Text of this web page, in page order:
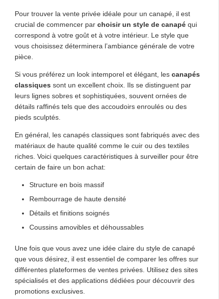
Pour trouver la vente privée idéale pour un canapé, il est
crucial de commencer par choisir un style de canapé qui
correspond à votre goût et à votre intérieur. Le style que
vous choisissez déterminera l’ambiance générale de votre
pièce.
Si vous préférez un look intemporel et élégant, les canapés
classiques sont un excellent choix. Ils se distinguent par
leurs lignes sobres et sophistiquées, souvent ornées de
détails raffinés tels que des accoudoirs enroulés ou des
pieds sculptés.
En général, les canapés classiques sont fabriqués avec des
matériaux de haute qualité comme le cuir ou des textiles
riches. Voici quelques caractéristiques à surveiller pour être
certain de faire un bon achat:
Structure en bois massif
Rembourrage de haute densité
Détails et finitions soignés
Coussins amovibles et déhoussables
Une fois que vous avez une idée claire du style de canapé
que vous désirez, il est essentiel de comparer les offres sur
différentes plateformes de ventes privées. Utilisez des sites
spécialisés et des applications dédiées pour découvrir des
promotions exclusives.